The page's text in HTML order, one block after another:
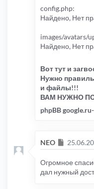
config.php:
Найдено, Нет
images/avatars/
Найдено, Нет
Вот тут и
Нужно
и файлы!!!
ВАМ НУЖНО
phpBB
NEO
Огромное
дал нужный